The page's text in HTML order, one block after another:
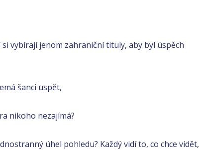
vybírají jenom zahraniční tituly, aby byl úspěch
šanci uspět,
nikoho nezajímá?
úhel pohledu? Každý vidí to, co chce vidět,